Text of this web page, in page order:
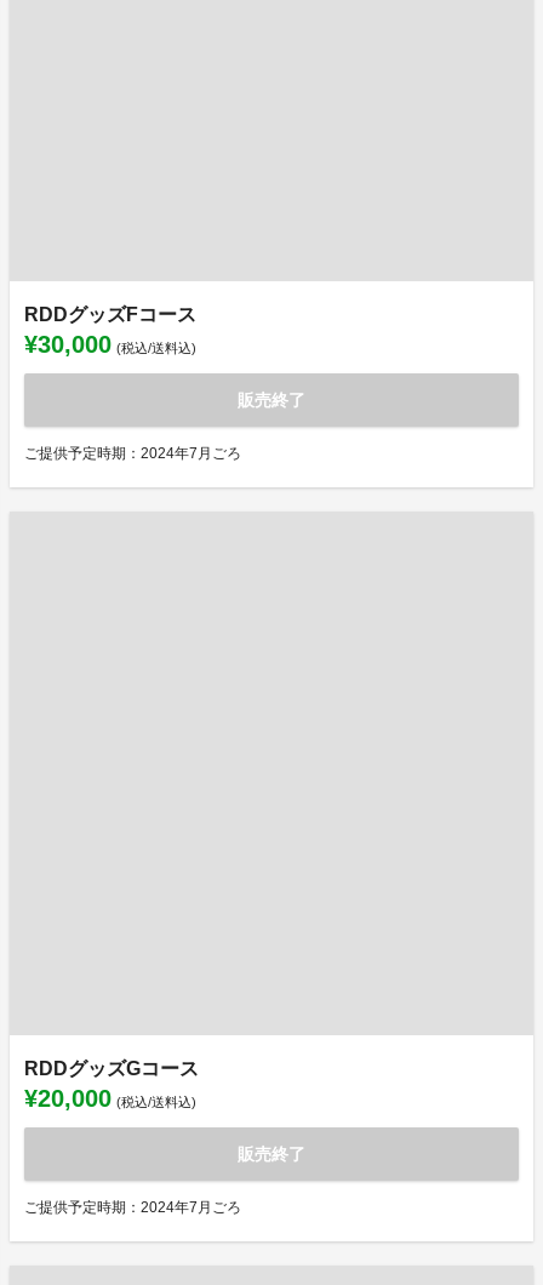
RDDグッズFコース
¥30,000 (税込/送料込)
販売終了
ご提供予定時期：2024年7月ごろ
RDDグッズGコース
¥20,000 (税込/送料込)
販売終了
ご提供予定時期：2024年7月ごろ